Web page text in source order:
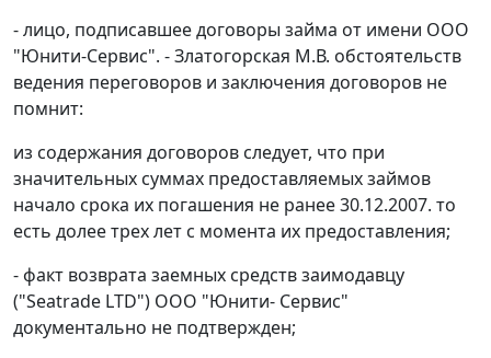
- лицо, подписавшее договоры займа от имени ООО
"Юнити-Сервис". - Златогорская М.В. обстоятельств
ведения переговоров и заключения договоров не
помнит:
из содержания договоров следует, что при
значительных суммах предоставляемых займов
начало срока их погашения не ранее 30.12.2007. то
есть долее трех лет с момента их предоставления;
- факт возврата заемных средств заимодавцу
("Seatrade LTD") ООО "Юнити- Сервис"
документально не подтвержден;